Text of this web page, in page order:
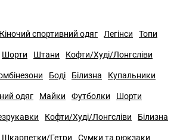
спортивний одяг Легінси Топи
Шорти Штани Кофти/Худі/Лонгсліви
Боді Білизна Купальники
одяг Майки Футболки Шорти
Кофти/Худі/Лонгсліви Білизна
Шкарпетки/Гетри Сумки та рюкзаки